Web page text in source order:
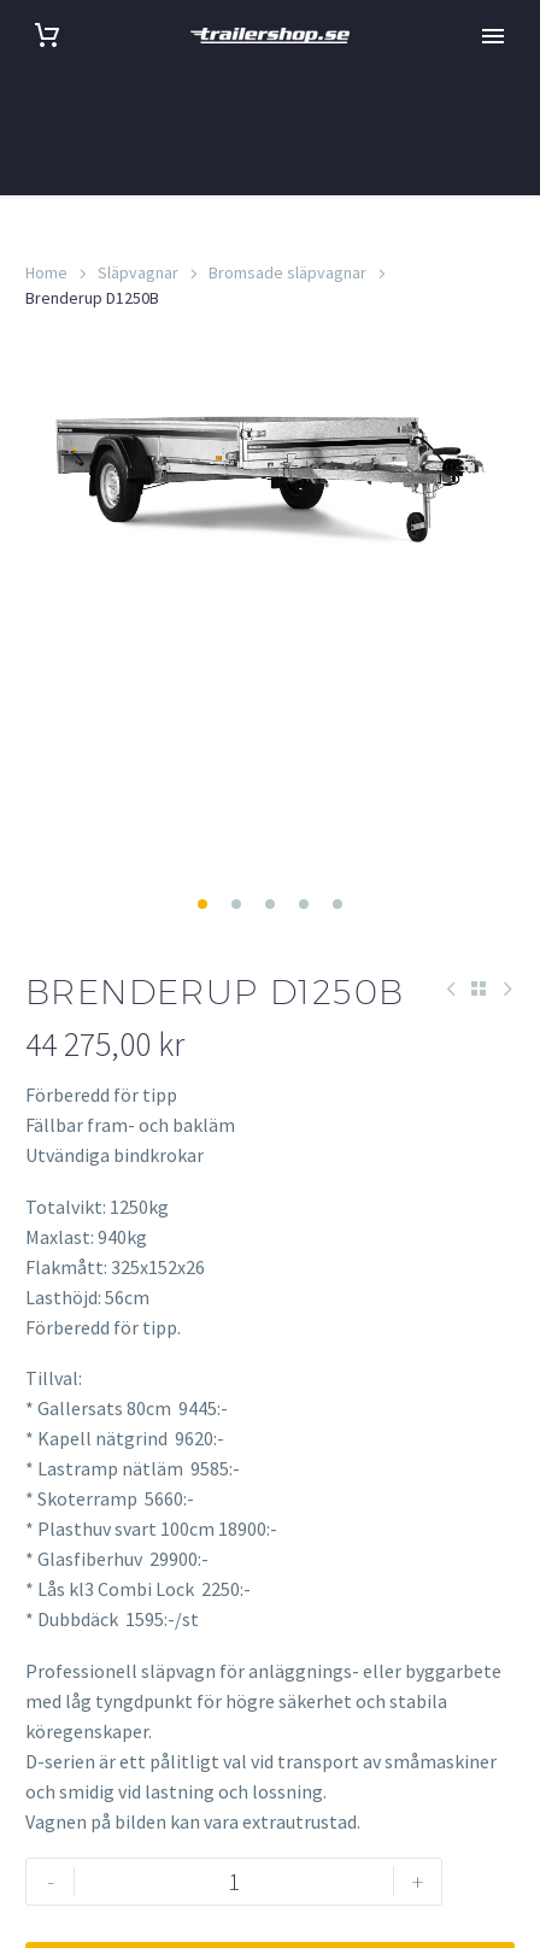
Home Släpvagnar
Bromsade släpvagnar
Brenderup D1250B
BRENDERUP D1250B
44 275,00 kr
Förberedd för tipp
Fällbar fram- och bakläm
Utvändiga bindkrokar
Totalvikt: 1250kg
Maxlast: 940kg
Flakmått: 325x152x26
Lasthöjd: 56cm
Förberedd för tipp.
Tillval:
* Gallersats 80cm 9445:-
* Kapell nätgrind 9620:-
* Lastramp nätläm 9585:-
* Skoterramp 5660:-
* Plasthuv svart 100cm 18900:-
* Glasfiberhuv 29900:-
* Lås kl3 Combi Lock 2250:-
* Dubbdäck 1595:-/st
Professionell släpvagn för anläggnings- eller byggarbete
med låg tyngdpunkt för högre säkerhet och stabila
köregenskaper.
D-serien är ett pålitligt val vid transport av småmaskiner
och smidig vid lastning och lossning.
Vagnen på bilden kan vara extrautrustad.
-
Brenderup
D1250B
+